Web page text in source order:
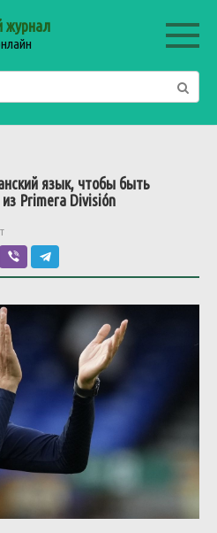
журнал
язык, чтобы быть
Primera División